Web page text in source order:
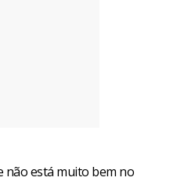
não está muito bem no